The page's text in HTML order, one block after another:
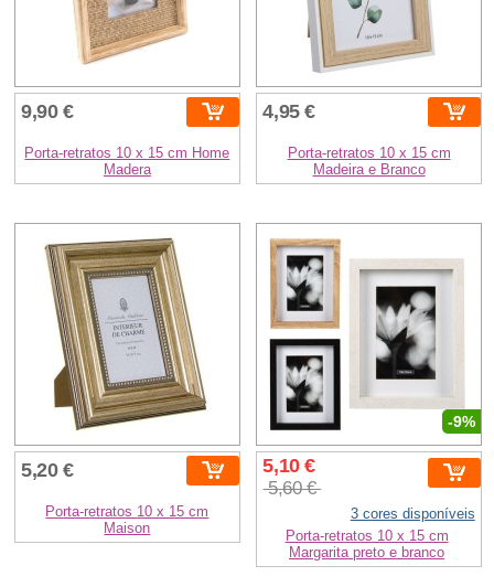
9,90 €
Porta-retratos 10 x 15 cm Home
Madera
4,95 €
Porta-retratos 10 x 15 cm
Madeira e Branco
5,20 €
Porta-retratos 10 x 15 cm
Maison
-9%
5,10 €
5,60 €
3 cores disponíveis
Porta-retratos 10 x 15 cm
Margarita preto e branco